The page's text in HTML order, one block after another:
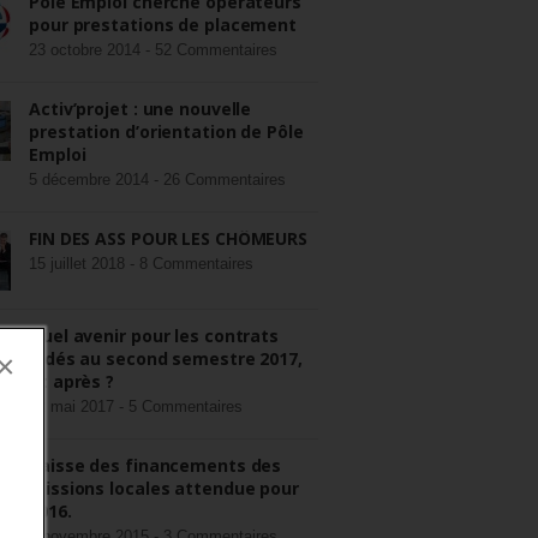
pour prestations de placement
23 octobre 2014 - 52 Commentaires
Activ’projet : une nouvelle
prestation d’orientation de Pôle
Emploi
5 décembre 2014 - 26 Commentaires
FIN DES ASS POUR LES CHÔMEURS
15 juillet 2018 - 8 Commentaires
Quel avenir pour les contrats
aidés au second semestre 2017,
et après ?
22 mai 2017 - 5 Commentaires
Baisse des financements des
missions locales attendue pour
2016.